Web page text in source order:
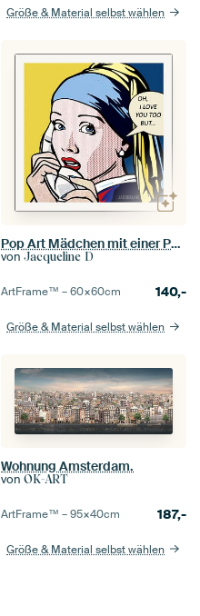
Größe & Material selbst wählen
Pop Art Mädchen mit einer Perle
von Jacqueline D
ArtFrame™ –60×60cm 140,-
Größe & Material selbst wählen
Wohnung Amsterdam.
von OK-ART
ArtFrame™ –95×40cm 187,-
Größe & Material selbst wählen